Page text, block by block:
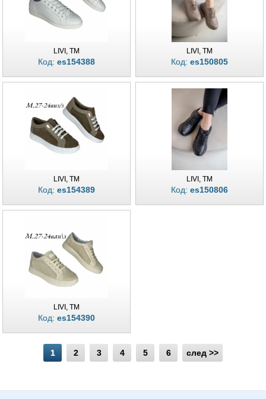
LIVI, TM
Код: es154388
LIVI, TM
Код: es150805
LIVI, TM
Код: es154389
LIVI, TM
Код: es150806
LIVI, TM
Код: es154390
1 2 3 4 5 6 след >>